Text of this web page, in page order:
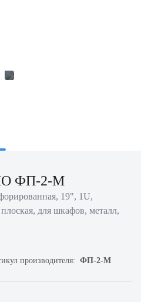
ФП-2-М
19", 1U,
для шкафов, металл,
производителя: ФП-2-М